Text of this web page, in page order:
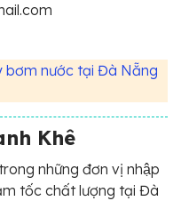
bơm nước tại Đà Nẵng
Khê
những đơn vị nhập
tốc chất lượng tại Đà